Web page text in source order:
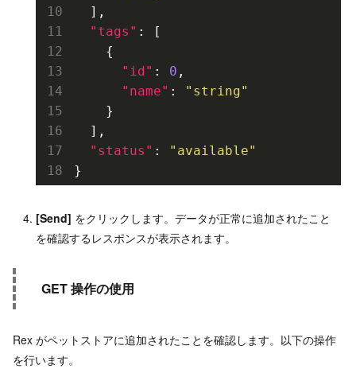
  ],
"tags" : [
    {
"id" : 0 ,
"name" :
"string"
    }
  ],
"status" :
"available"
}
[Send] をクリックします。データが正常に追加されたこと
を確認するレスポンスが表示されます。
GET 操作の使用
Rex がペットストアに追加されたことを確認します。以下の操作
を行います。